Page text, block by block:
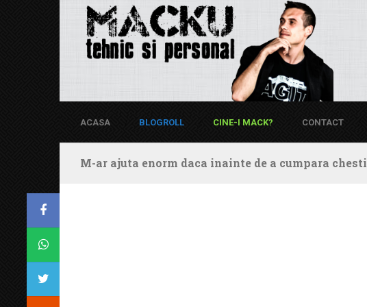
ACASA BLOGROLL CINE-I MACK? CONTACT
M-ar ajuta enorm daca inainte de a cumpara